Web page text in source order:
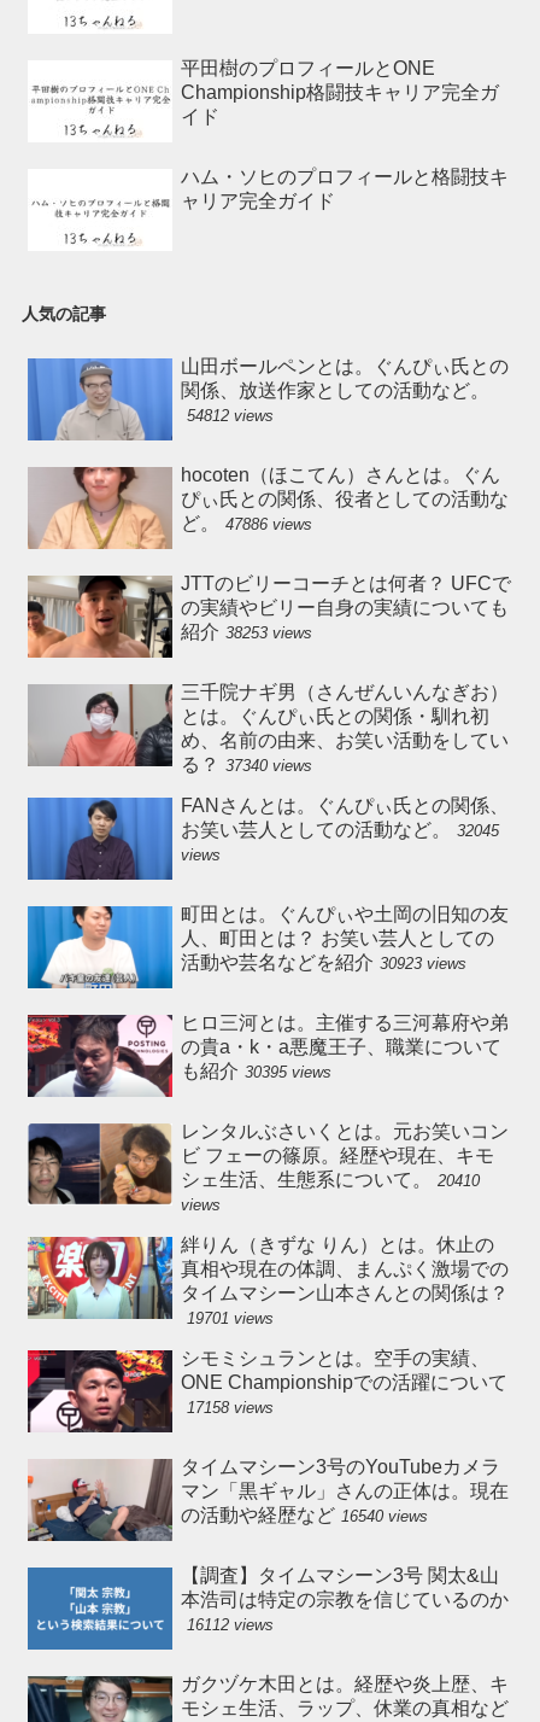
平田樹のプロフィールとONE
Championship格闘技キャリア完全ガ
イド
ハム・ソヒのプロフィールと格闘技キ
ャリア完全ガイド
人気の記事
山田ボールペンとは。ぐんぴぃ氏との
関係、放送作家としての活動など。
54812 views
hocoten（ほこてん）さんとは。ぐん
ぴぃ氏との関係、役者としての活動な
ど。
47886 views
JTTのビリーコーチとは何者？ UFCで
の実績やビリー自身の実績についても
紹介 38253 views
三千院ナギ男（さんぜんいんなぎお）
とは。ぐんぴぃ氏との関係・馴れ初
め、名前の由来、お笑い活動をしてい
る？ 37340 views
FANさんとは。ぐんぴぃ氏との関係、
お笑い芸人としての活動など。
32045
views
町田とは。ぐんぴぃや土岡の旧知の友
人、町田とは？ お笑い芸人としての
活動や芸名などを紹介 30923 views
ヒロ三河とは。主催する三河幕府や弟
の貴a・k・a悪魔王子、職業について
も紹介 30395 views
レンタルぶさいくとは。元お笑いコン
ビ フェーの篠原。経歴や現在、キモ
シェ生活、生態系について。
20410
views
絆りん（きずな りん）とは。休止の
真相や現在の体調、まんぷく激場での
タイムマシーン山本さんとの関係は？
19701 views
シモミシュランとは。空手の実績、
ONE Championshipでの活躍について
17158 views
タイムマシーン3号のYouTubeカメラ
マン「黒ギャル」さんの正体は。現在
の活動や経歴など 16540 views
【調査】タイムマシーン3号 関太&山
本浩司は特定の宗教を信じているのか
16112 views
ガクヅケ木田とは。経歴や炎上歴、キ
モシェ生活、ラップ、休業の真相など